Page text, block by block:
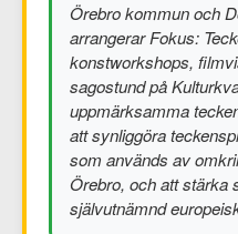
Örebro kommun och
arrangerar Fokus:
konstworkshops,
sagostund på
uppmärksamma
att synliggöra
som används av
Örebro, och att stärka
självutnämnd